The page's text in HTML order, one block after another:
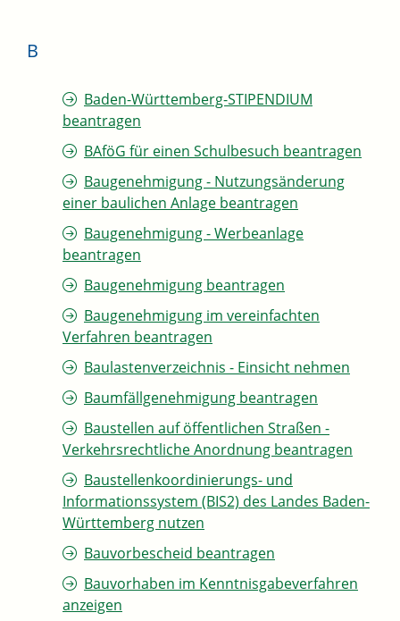
B
Baden-Württemberg-STIPENDIUM
beantragen
BAföG für einen Schulbesuch beantragen
Baugenehmigung - Nutzungsänderung
einer baulichen Anlage beantragen
Baugenehmigung - Werbeanlage
beantragen
Baugenehmigung beantragen
Baugenehmigung im vereinfachten
Verfahren beantragen
Baulastenverzeichnis - Einsicht nehmen
Baumfällgenehmigung beantragen
Baustellen auf öffentlichen Straßen -
Verkehrsrechtliche Anordnung beantragen
Baustellenkoordinierungs- und
Informationssystem (BIS2) des Landes Baden-
Württemberg nutzen
Bauvorbescheid beantragen
Bauvorhaben im Kenntnisgabeverfahren
anzeigen